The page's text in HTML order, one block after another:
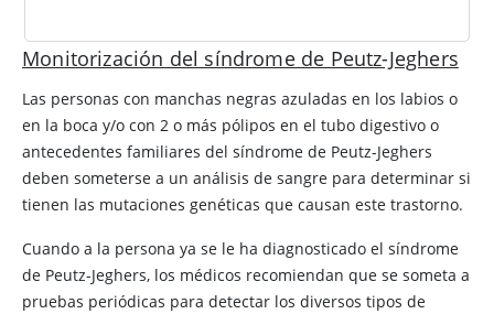
Monitorización del síndrome de Peutz-Jeghers
Las personas con manchas negras azuladas en los labios o
en la boca y/o con 2 o más pólipos en el tubo digestivo o
antecedentes familiares del síndrome de Peutz-Jeghers
deben someterse a un análisis de sangre para determinar si
tienen las mutaciones genéticas que causan este trastorno.
Cuando a la persona ya se le ha diagnosticado el síndrome
de Peutz-Jeghers, los médicos recomiendan que se someta a
pruebas periódicas para detectar los diversos tipos de